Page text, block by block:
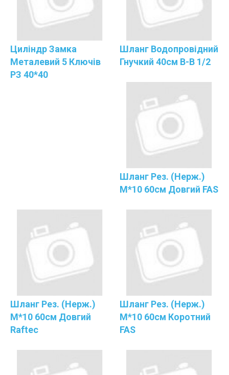
Циліндр Замка
Металевий 5 Ключів
РЗ 40*40
Шланг Водопровідний
Гнучкий 40см В-В 1/2
Шланг Рез. (нерж.)
М*10 60см Довгий FAS
Шланг Рез. (нерж.)
М*10 60см Довгий
Raftec
Шланг Рез. (нерж.)
М*10 60см Коротний
FAS